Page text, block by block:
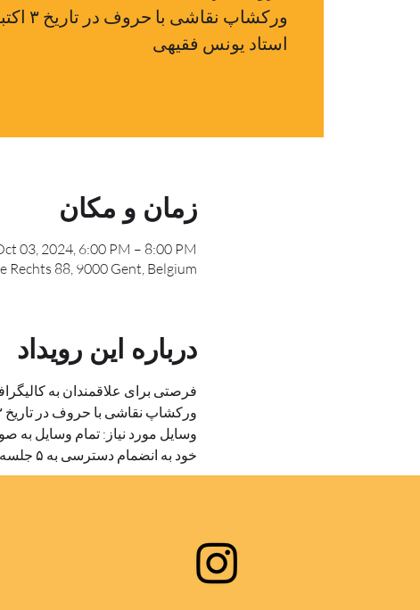
استاد یونس فقیهی
زمان و مکان
03, 2024, 6:00 PM – 8:00 PM
Rechts 88, 9000 Gent, Belgium
درباره این رویداد
فرصتی برای علاقمندان به
ورکشاپ نقاشی با حروف در تاریخ ۳ اکتبر ۲۰۲۴ با حضور استاد یونس فقیهی
وسایل مورد نیاز: تمام وسایل به
خود به انضمام دسترسی به ۵ جلسه از آموزش آفلاین خط ترنج را به عنوان هدیه خواهید داشت.